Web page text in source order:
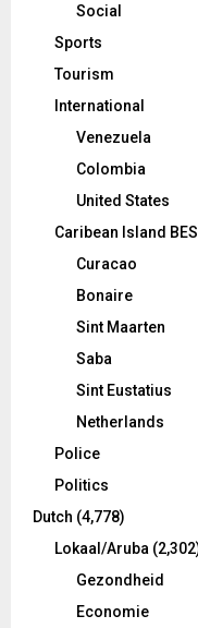
Social
Sports
Tourism
International
Venezuela
Colombia
United States
Caribean Island BES
Curacao
Bonaire
Sint Maarten
Saba
Sint Eustatius
Netherlands
Police
Politics
Dutch (4,778)
Lokaal/Aruba
Gezondheid
Economie